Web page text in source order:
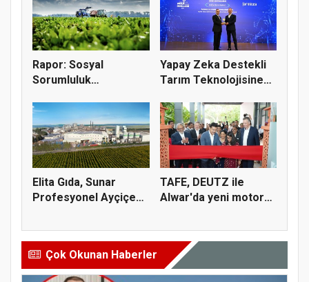
Rapor: Sosyal
Sorumluluk
Yapay Zeka Destekli
Tarım Teknolojisine
Elita Gıda, Sunar
Profesyonel Ayçiçek
TAFE, DEUTZ ile
Alwar'da yeni motor
Çok Okunan Haberler